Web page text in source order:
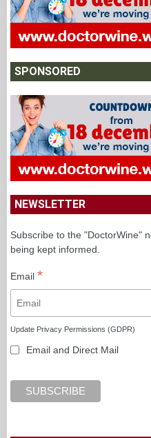
SPONSORED
NEWSLETTER
Subscribe to the "DoctorWine"
being kept informed.
Email *
Update Privacy Permissions (GDPR)
Email and Direct Mail